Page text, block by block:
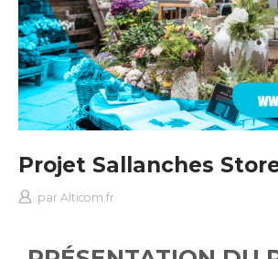
Projet Sallanches
par Alticom.fr